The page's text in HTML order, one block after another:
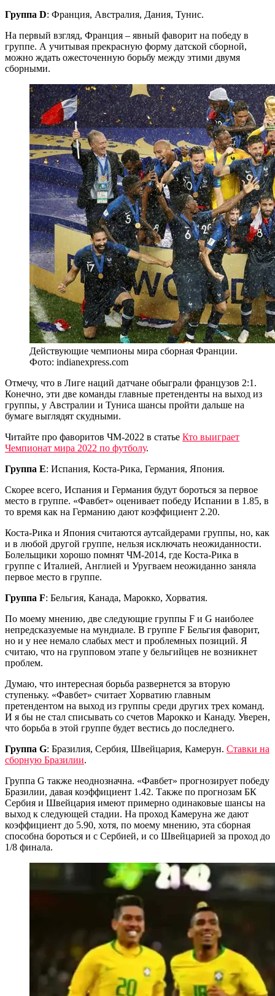
Группа D: Франция, Австралия, Дания, Тунис.
На первый взгляд, Франция – явный фаворит на победу в
группе. А учитывая прекрасную форму датской сборной,
можно ждать ожесточенную борьбу между этими двумя
сборными.
Действующие чемпионы мира сборная Франции.
Фото: indianexpress.com
Отмечу, что в Лиге наций датчане обыграли французов 2:1.
Конечно, эти две команды главные претенденты на выход из
группы, у Австралии и Туниса шансы пройти дальше на
бумаге выглядят скудными.
Читайте про фаворитов ЧМ-2022 в статье Кто выиграет
Чемпионат мира 2022 по футболу.
Группа Е: Испания, Коста-Рика, Германия, Япония.
Скорее всего, Испания и Германия будут бороться за первое
место в группе. «Фавбет» оценивает победу Испании в 1.85, в
то время как на Германию дают коэффициент 2.20.
Коста-Рика и Япония считаются аутсайдерами группы, но, как
и в любой другой группе, нельзя исключать неожиданности.
Болельщики хорошо помнят ЧМ-2014, где Коста-Рика в
группе с Италией, Англией и Уругваем неожиданно заняла
первое место в группе.
Группа F: Бельгия, Канада, Марокко, Хорватия.
По моему мнению, две следующие группы F и G наиболее
непредсказуемые на мундиале. В группе F Бельгия фаворит,
но и у нее немало слабых мест и проблемных позиций. Я
считаю, что на групповом этапе у бельгийцев не возникнет
проблем.
Думаю, что интересная борьба развернется за вторую
ступеньку. «Фавбет» считает Хорватию главным
претендентом на выход из группы среди других трех команд.
И я бы не стал списывать со счетов Марокко и Канаду. Уверен,
что борьба в этой группе будет вестись до последнего.
Группа G: Бразилия, Сербия, Швейцария, Камерун. Ставки на
сборную Бразилии.
Группа G также неоднозначна. «Фавбет» прогнозирует победу
Бразилии, давая коэффициент 1.42. Также по прогнозам БК
Сербия и Швейцария имеют примерно одинаковые шансы на
выход к следующей стадии. На проход Камеруна же дают
коэффициент до 5.90, хотя, по моему мнению, эта сборная
способна бороться и с Сербией, и со Швейцарией за проход до
1/8 финала.